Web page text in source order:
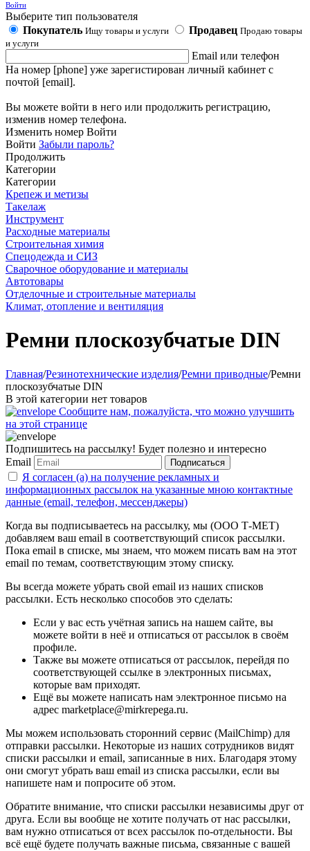
Войти
Выберите тип пользователя
Покупатель Ищу товары и услуги Продавец Продаю товары
и услуги
Email или телефон
На номер [phone] уже зарегистирован личный кабинет с
почтой [email].
Вы можете войти в него или продолжить регистрацию,
изменив номер телефона.
Изменить номер Войти
Войти Забыли пароль?
Продолжить
Категории
Категории
Крепеж и метизы
Такелаж
Инструмент
Расходные материалы
Строительная химия
Спецодежда и СИЗ
Сварочное оборудование и материалы
Автотовары
Отделочные и строительные материалы
Климат, отопление и вентиляция
Ремни плоскозубчатые DIN
Главная/Резинотехнические изделия/Ремни приводные/Ремни
плоскозубчатые DIN
В этой категории нет товаров
Сообщите нам, пожалуйста, что можно улучшить
на этой странице
Подпишитесь на рассылку! Будет полезно и интересно
Email
Подписаться
Я согласен (а) на получение рекламных и
информационных рассылок на указанные мною контактные
данные (email, телефон, мессенджеры)
Когда вы подписываетесь на рассылку, мы (ООО Т-МЕТ)
добавляем ваш email в соответствующий список рассылки.
Пока email в списке, мы знаем, что можем писать вам на этот
email по темам, соответствующим этому списку.
Вы всегда можете убрать свой email из наших списков
рассылки. Есть несколько способов это сделать:
Если у вас есть учётная запись на нашем сайте, вы
можете войти в неё и отписаться от рассылок в своём
профиле.
Также вы можете отписаться от рассылок, перейдя по
соответствующей ссылке в электронных письмах,
которые вам приходят.
Ещё вы можете написать нам электронное письмо на
адрес marketplace@mirkrepega.ru.
Мы можем использовать сторонний сервис (MailChimp) для
отправки рассылки. Некоторые из наших сотрудников видят
списки рассылки и email, записанные в них. Благодаря этому
они смогут убрать ваш email из списка рассылки, если вы
напишете нам и попросите об этом.
Обратите внимание, что списки рассылки независимы друг от
друга. Если вы вообще не хотите получать от нас рассылки,
вам нужно отписаться от всех рассылок по-отдельности. Вы
всё ещё будете получать важные письма, связанные с вашей